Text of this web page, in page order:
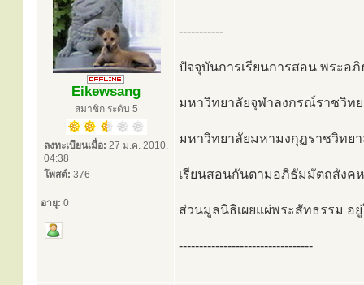
Eikewsang
สมาชิก ระดับ 5
ลงทะเบียนเมื่อ: 27 ม.ค. 2010,
04:38
โพสต์: 376
อายุ: 0
-----------
ปัจจุบันการเรียนการสอน พระอ
มหาวิทยาลัยจุฬาลงกรณ์ราชวิท
มหาวิทยาลัยมหามงกุฏราชวิทย
เรียนสอนกันตามอภิธัมมัตถสังค
ส่วนมูลนิธิเผยแผ่พระสัทธรรม อ
---------------------------------